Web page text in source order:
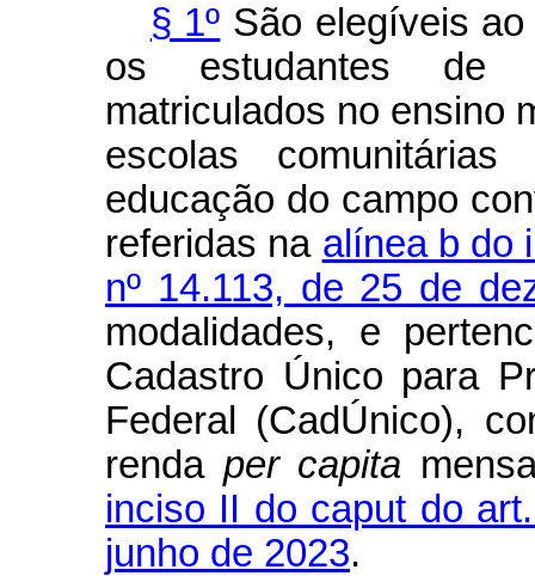
§ 1º São elegíveis
os estudantes de
matriculados no ensino
escolas
educação do campo
referidas na alínea b do
nº 14.113, de 25 de
modalidades, e
Cadastro Único para
Federal (CadÚnico),
renda per capita
inciso II do caput do
junho de 2023.